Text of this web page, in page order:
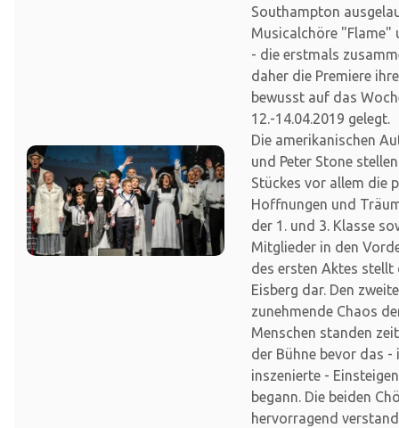
Southampton
Musicalchöre "Flame"
- die erstmals
daher die Premiere
bewusst auf das
12.-14.04.2019 gelegt.
Die amerikanischen
und Peter Stone
Stückes vor allem die
Hoffnungen und
der 1. und 3. Klasse
Mitglieder in den
des ersten Aktes
Eisberg dar. Den
zunehmende Chaos
Menschen standen
der Bühne bevor das
inszenierte -
begann. Die beiden
hervorragend